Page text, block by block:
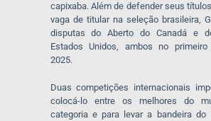
capixaba. Além de defender seus
vaga de titular na seleção brasileira,
disputas do Aberto do Canadá e
Estados Unidos, ambos no
2025.
Duas competições internacionais
colocá-lo entre os melhores do
categoria e para levar a bandeira do